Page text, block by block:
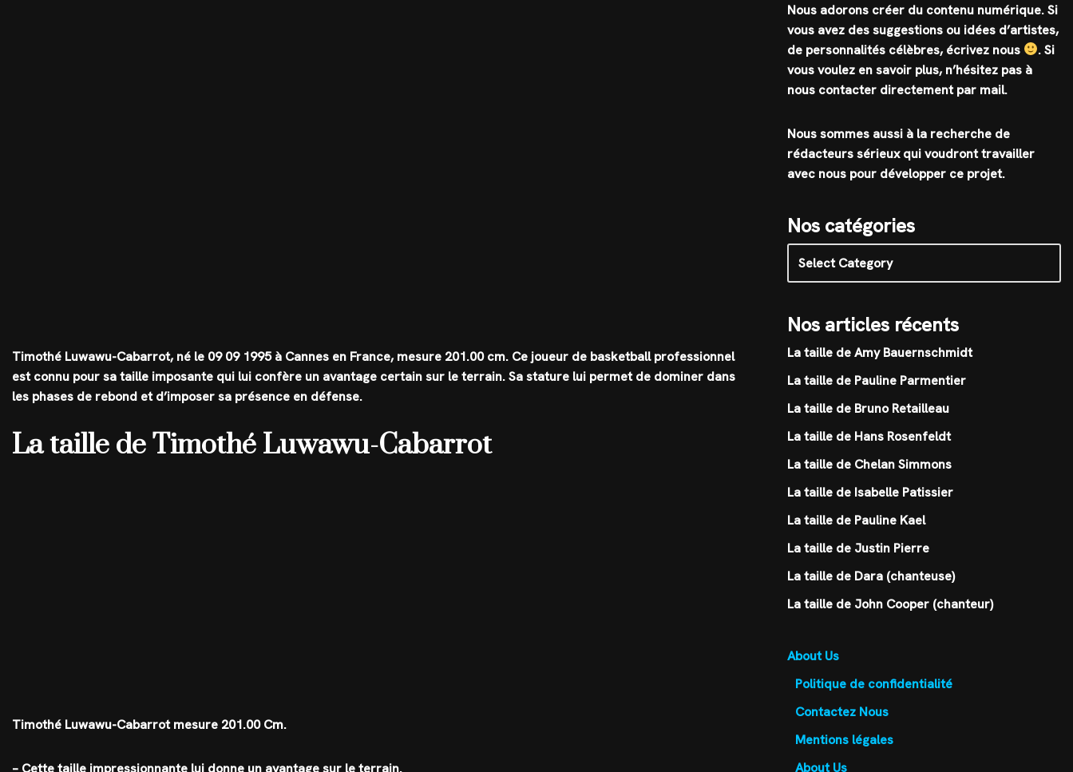
Timothé Luwawu-Cabarrot, né le 09 09 1995 à Cannes en France, mesure 201.00 cm. Ce joueur de basketball professionnel
est connu pour sa taille imposante qui lui confère un avantage certain sur le terrain. Sa stature lui permet de dominer dans
les phases de rebond et d’imposer sa présence en défense.
La taille de Timothé Luwawu-Cabarrot
Timothé Luwawu-Cabarrot mesure 201.00 Cm.
– Cette taille impressionnante lui donne un avantage sur le terrain.
Nous adorons créer du contenu numérique. Si
vous avez des suggestions ou idées d’artistes,
de personnalités célèbres, écrivez nous
.Si
vous voulez en savoir plus, n’hésitez pas à
nous contacter directement par mail.
Nous sommes aussi à la recherche de
rédacteurs sérieux qui voudront travailler
avec nous pour développer ce projet.
Nos catégories
Nos articles récents
La taille de Amy Bauernschmidt
La taille de Pauline Parmentier
La taille de Bruno Retailleau
La taille de Hans Rosenfeldt
La taille de Chelan Simmons
La taille de Isabelle Patissier
La taille de Pauline Kael
La taille de Justin Pierre
La taille de Dara (chanteuse)
La taille de John Cooper (chanteur)
About Us
Politique de confidentialité
Contactez Nous
Mentions légales
About Us